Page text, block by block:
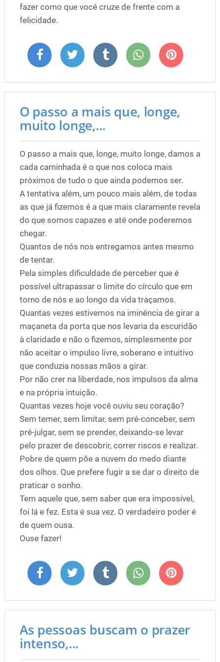
fazer como que você cruze de frente com a
felicidade.
O passo a mais que, longe,
muito longe,...
O passo a mais que, longe, muito longe, damos a
cada caminhada é o que nos coloca mais
próximos de tudo o que ainda podemos ser.
A tentativa além, um pouco mais além, de todas
as que já fizemos é a que mais claramente revela
do que somos capazes e até onde poderemos
chegar.
Quantos de nós nos entregamos antes mesmo
de tentar.
Pela simples dificuldade de perceber que é
possível ultrapassar o limite do círculo que em
torno de nós e ao longo da vida traçamos.
Quantas vezes estivemos na iminência de girar a
maçaneta da porta que nos levaria da escuridão
à claridade e não o fizemos, simplesmente por
não aceitar o impulso livre, soberano e intuitivo
que conduzia nossas mãos a girar.
Por não crer na liberdade, nos impulsos da alma
e na própria intuição.
Quantas vezes hoje você ouviu seu coração?
Sem temer, sem limitar, sem pré-conceber, sem
pré-julgar, sem se prender, deixando-se levar
pelo prazer de descobrir, correr riscos e realizar.
Pobre de quem põe a nuvem do medo diante
dos olhos. Que prefere fugir a se dar o direito de
praticar o sonho.
Tem aquele que, sem saber que era impossível,
foi lá e fez. Esta é sua vez. O verdadeiro poder é
de quem ousa.
Ouse fazer!
As pessoas buscam o prazer
intenso,...